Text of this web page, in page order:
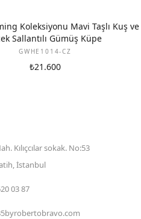
Koleksiyonu Mavi Taşlı Kuş ve
Sallantılı Gümüş Küpe
GWHE1014-CZ
₺21.600
Kılıçcılar sokak. No:53
İstanbul
03 87